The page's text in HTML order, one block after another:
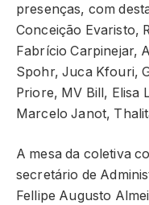
presenças, com
Conceição Evaristo,
Fabrício Carpinejar,
Spohr, Juca Kfouri,
Priore, MV Bill, Elisa
Marcelo Janot,
A mesa da coletiva
secretário de
Fellipe Augusto